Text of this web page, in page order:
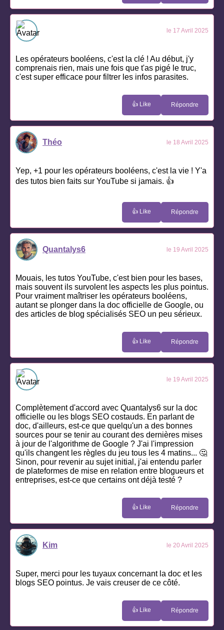
le 17 Avril 2025
Les opérateurs booléens, c'est la clé ! Au début, j'y
comprenais rien, mais une fois que t'as pigé le truc,
c'est super efficace pour filtrer les infos parasites.
👍 Like Répondre
Théo le 18 Avril 2025
Yep, +1 pour les opérateurs booléens, c'est la vie ! Y'a
des tutos bien faits sur YouTube si jamais. 👍
👍 Like Répondre
Quantalys6 le 19 Avril 2025
Mouais, les tutos YouTube, c'est bien pour les bases,
mais souvent ils survolent les aspects les plus pointus.
Pour vraiment maîtriser les opérateurs booléens,
autant se plonger dans la doc officielle de Google, ou
des articles de blog spécialisés SEO un peu sérieux.
👍 Like Répondre
le 19 Avril 2025
Complètement d'accord avec Quantalys6 sur la doc
officielle ou les blogs SEO costauds. En parlant de
doc, d'ailleurs, est-ce que quelqu'un a des bonnes
sources pour se tenir au courant des dernières mises
à jour de l'algorithme de Google ? J'ai l'impression
qu'ils changent les règles du jeu tous les 4 matins... 🤔
Sinon, pour revenir au sujet initial, j'ai entendu parler
de plateformes de mise en relation entre blogueurs et
entreprises, est-ce que certains ont déjà testé ?
👍 Like Répondre
Kim le 20 Avril 2025
Super, merci pour les tuyaux concernant la doc et les
blogs SEO pointus. Je vais creuser de ce côté.
👍 Like Répondre